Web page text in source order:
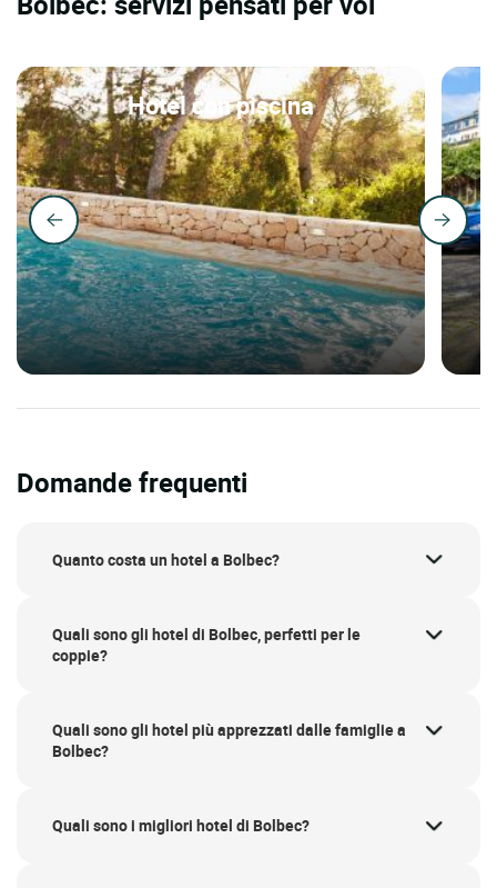
Hotel con piscina
Domande frequenti
Quanto costa un hotel a Bolbec?
Quali sono gli hotel di Bolbec, perfetti per le
coppie?
Quali sono gli hotel più apprezzati dalle famiglie a
Bolbec?
Quali sono i migliori hotel di Bolbec?